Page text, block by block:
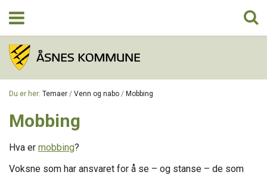
OM PROSJEKTET
KONTAKT
Du er her: Temaer / Venn og nabo / Mobbing
Mobbing
Hva er mobbing?
Voksne som har ansvaret for å se – og stanse – de som